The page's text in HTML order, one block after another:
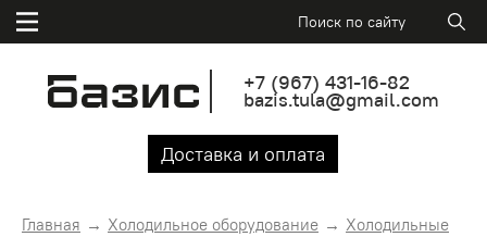
+7 (967) 431-16-82
bazis.tula@gmail.com
Доставка и оплата
Главная Холодильное оборудование
Холодильные